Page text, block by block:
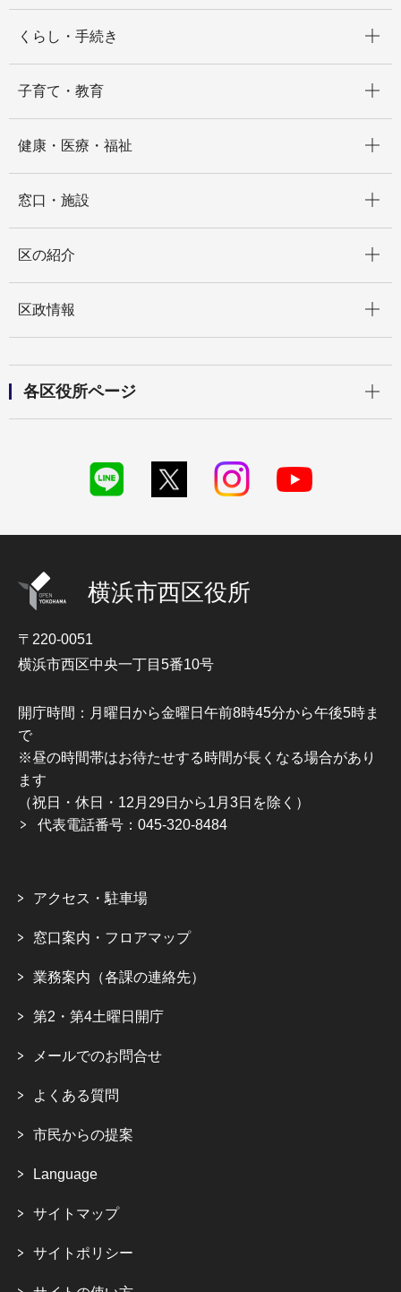
くらし・手続き
子育て・教育
健康・医療・福祉
窓口・施設
区の紹介
区政情報
各区役所ページ
横浜市西区役所
〒220-0051
横浜市西区中央一丁目5番10号
開庁時間：月曜日から金曜日午前8時45分から午後5時ま
で
※昼の時間帯はお待たせする時間が長くなる場合があり
ます
（祝日・休日・12月29日から1月3日を除く）
代表電話番号：045-320-8484
アクセス・駐車場
窓口案内・フロアマップ
業務案内（各課の連絡先）
第2・第4土曜日開庁
メールでのお問合せ
よくある質問
市民からの提案
Language
サイトマップ
サイトポリシー